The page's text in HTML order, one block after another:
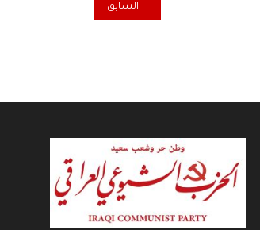
المقال السابق: المواطنون
السابق